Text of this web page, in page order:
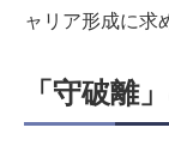
ャリア形成に求
「守破離